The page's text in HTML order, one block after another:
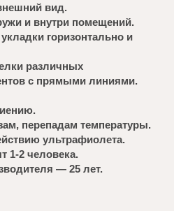
вид.
и внутри помещений.
горизонтально и
различных
с прямыми линиями.
перепадам температуры.
ультрафиолета.
1-2 человека.
— 25 лет.